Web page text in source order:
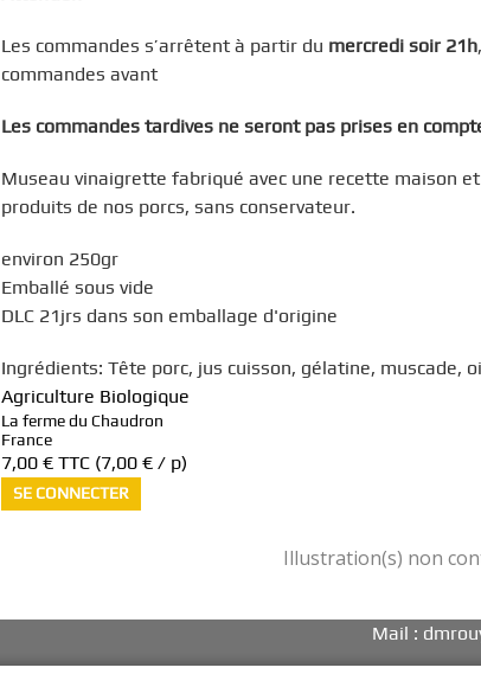
Les commandes s’arrêtent à partir du mercredi soir 21h
commandes avant
Les commandes tardives ne seront pas prises en
Museau vinaigrette fabriqué avec une recette maison
produits de nos porcs, sans conservateur.
environ 250gr
Emballé sous vide
DLC 21jrs dans son emballage d'origine
Ingrédients: Tête porc, jus cuisson, gélatine, muscade,
Agriculture Biologique
La ferme du Chaudron
France
7,00 € TTC (7,00 € / p)
SE CONNECTER
Mail :